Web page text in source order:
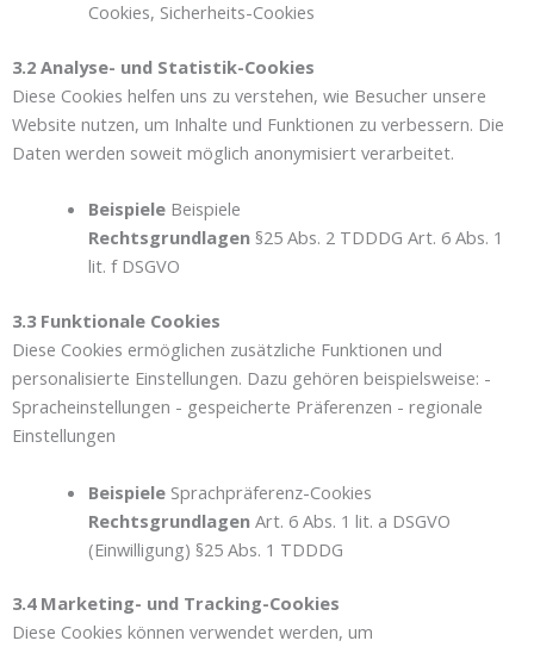
Cookies, Sicherheits-Cookies
3.2 Analyse- und Statistik-Cookies
Diese Cookies helfen uns zu verstehen, wie Besucher unsere
Website nutzen, um Inhalte und Funktionen zu verbessern. Die
Daten werden soweit möglich anonymisiert verarbeitet.
BeispieleBeispiele
Rechtsgrundlagen§25 Abs. 2 TDDDG Art. 6 Abs. 1
lit. f DSGVO
3.3 Funktionale Cookies
Diese Cookies ermöglichen zusätzliche Funktionen und
personalisierte Einstellungen. Dazu gehören beispielsweise: -
Spracheinstellungen - gespeicherte Präferenzen - regionale
Einstellungen
BeispieleSprachpräferenz-Cookies
RechtsgrundlagenArt. 6 Abs. 1 lit. a DSGVO
(Einwilligung) §25 Abs. 1 TDDDG
3.4 Marketing- und Tracking-Cookies
Diese Cookies können verwendet werden, um